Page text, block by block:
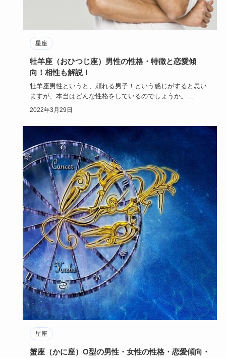
星座
牡羊座（おひつじ座）男性の性格・特徴と恋愛傾
向！相性も解説！
牡羊座男性というと、頼れる男子！という感じがすると思い
ますが、本当はどんな性格をしているのでしょうか。
大人っぽいかと思…
2022年3月29日
星座
蟹座（かに座）O型の男性・女性の性格・恋愛傾向・